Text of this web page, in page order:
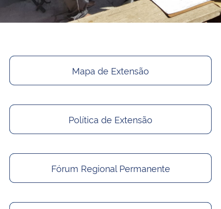
Mapa de Extensão
Política de Extensão
Fórum Regional Permanente